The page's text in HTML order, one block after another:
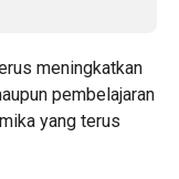
meningkatkan
pembelajaran
yang terus